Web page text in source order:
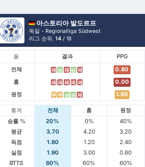
아스토리아 발도르프
독일 - Regionalliga Südwest
리그 순위.14 / 18
폼 결과
PPG
전체
패 승 패 승 패
0.80
홈
패 패 패 패 패
0.00
원정
무 무 승 승 패 1.60
통계 전체 홈
원정
승률 %
20% 0%
40%
평균
3.70 4.20
3.20
득점
1.80 1.20
2.40
실점
1.90 3.00
0.80
BTTS
60% 60%
60%